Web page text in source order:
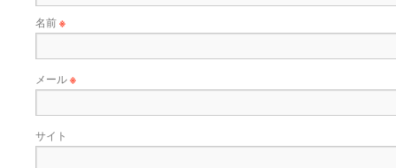
名前※
メール※
サイト